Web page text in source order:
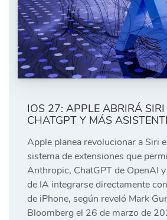
IOS 27: APPLE ABRIRÁ
CHATGPT Y MÁS
Apple planea revolucionar a Siri
sistema de extensiones que
Anthropic, ChatGPT de OpenAI
de IA integrarse directamente
de iPhone, según reveló Mark
Bloomberg el 26 de marzo de